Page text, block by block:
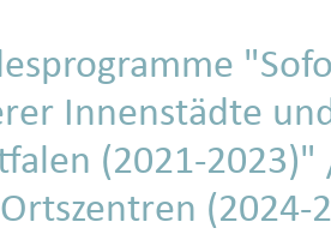
Innenstädte
(2021-
(2024-